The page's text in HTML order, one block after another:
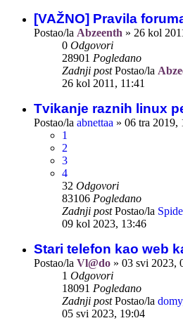
[VAŽNO] Pravila
Postao/la Abzeenth » 26 kol
0 Odgovori
28901 Pogledano
Zadnji postPostao/la
26 kol 2011, 11:41
Tvikanje raznih linux
Postao/la abnettaa » 06 tra 2019,
1
2
3
4
32 Odgovori
83106 Pogledano
Zadnji postPostao/la
09 kol 2023, 13:46
Stari telefon kao web
Postao/la Vl@do » 03 svi 2023,
1 Odgovori
18091 Pogledano
Zadnji postPostao/la
05 svi 2023, 19:04